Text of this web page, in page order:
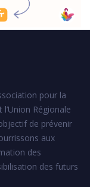
pour la
Régionale
de prévenir
aux
des
des futurs